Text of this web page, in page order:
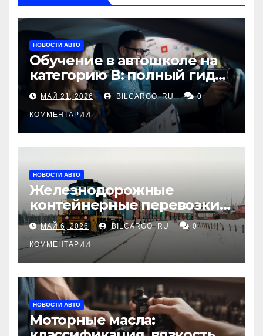
НОВОСТИ АВТО
Обучение в автошколе на
категорию В: полный гид
для будущих водителей
МАЙ 21, 2026 BILCARGO_RU 0
КОММЕНТАРИИ
НОВОСТИ АВТО
Железнодорожные
контейнерные перевозки
из Китая в Россию:
маршруты, сроки и
требования
МАЙ 6, 2026 BILCARGO_RU 0
КОММЕНТАРИИ
НОВОСТИ АВТО
Моторные масла: